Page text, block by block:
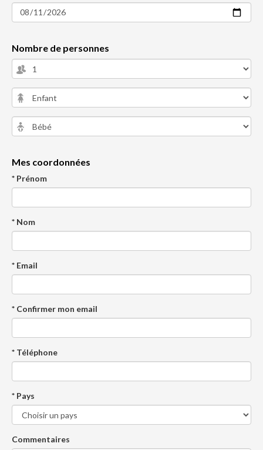
Nombre de personnes
Mes coordonnées
* Prénom
* Nom
* Email
* Confirmer mon email
* Téléphone
* Pays
Commentaires